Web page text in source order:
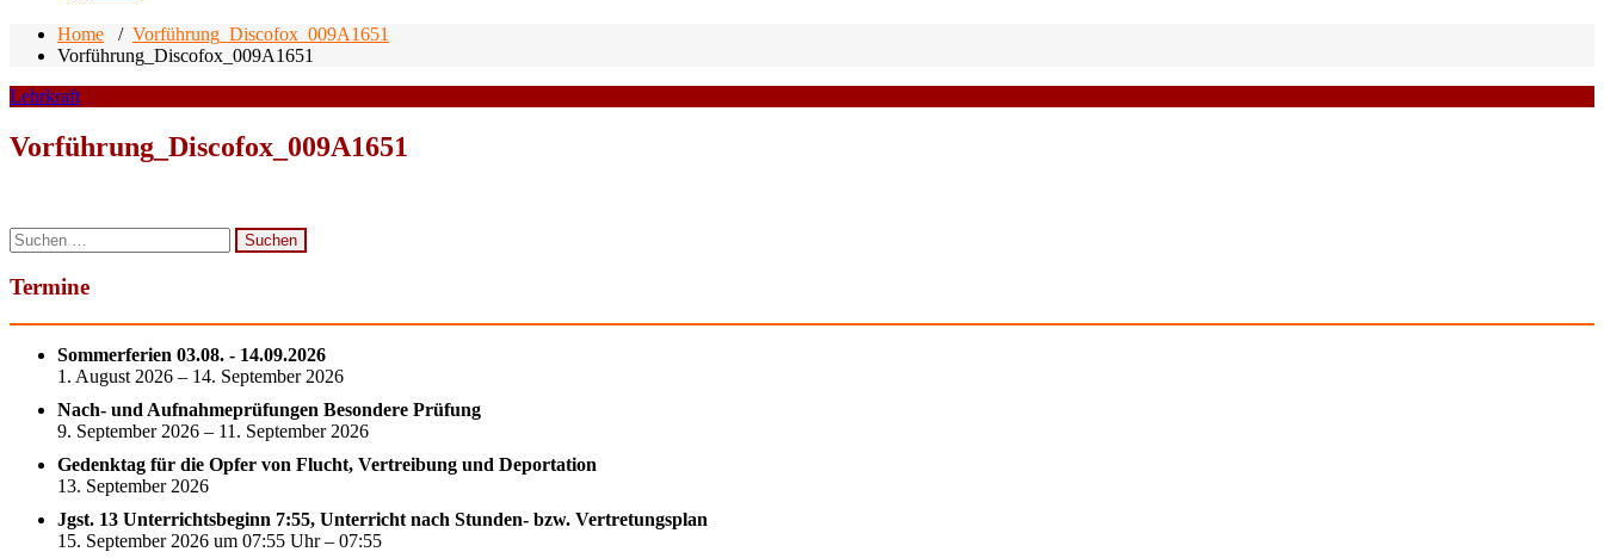
Home / Vorführung_Discofox_009A1651
Vorführung_Discofox_009A1651
Lehrkraft
Vorführung_Discofox_009A1651
Suchen
nach:
Termine
Sommerferien 03.08. - 14.09.2026
1. August 2026 – 14. September 2026
Nach- und Aufnahmeprüfungen Besondere Prüfung
9. September 2026 – 11. September 2026
Gedenktag für die Opfer von Flucht, Vertreibung und Deportation
13. September 2026
Jgst. 13 Unterrichtsbeginn 7:55, Unterricht nach Stunden- bzw. Vertretungsplan
15. September 2026 um 07:55 Uhr – 07:55